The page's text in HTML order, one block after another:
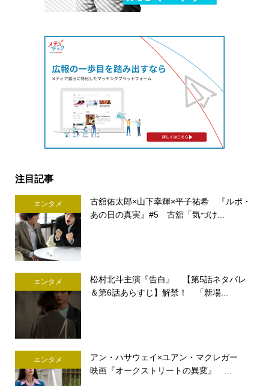
注目記事
エンタメ
古舘佑太郎×山下幸輝×平子祐希 『ルポ・
あの日の真実』#5 古舘「気づけ...
エンタメ
松村北斗主演『告白』 【第5話ネタバレ
＆第6話あらすじ】解禁！ 「新場...
エンタメ
アン・ハサウェイ×ユアン・マクレガー
映画『オークストリートの異変』 ...